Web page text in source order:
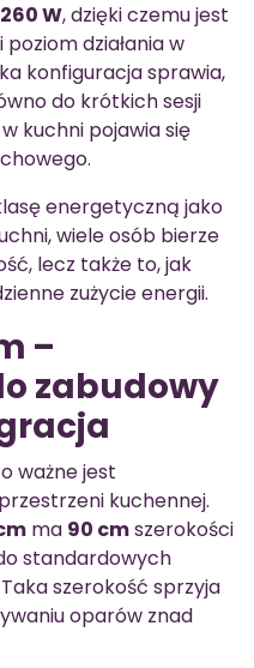
W, dzięki czemu jest
działania w
konfiguracja sprawia,
do krótkich sesji
kuchni pojawia się
energetyczną jako
wiele osób bierze
lecz także to, jak
zużycie energii.
–
zabudowy
ważne jest
kuchennej.
ma 90 cmszerokości
standardowych
szerokość sprzyja
oparów znad